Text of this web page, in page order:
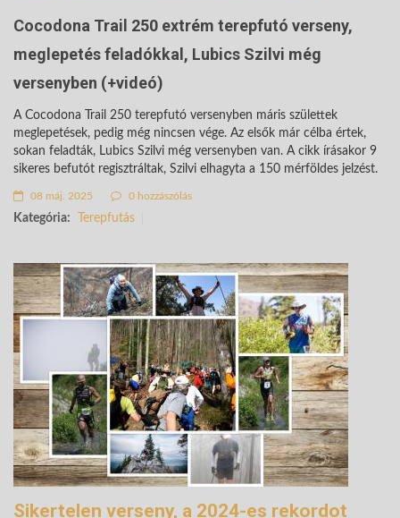
Cocodona Trail 250 extrém terepfutó verseny,
meglepetés feladókkal, Lubics Szilvi még
versenyben (+videó)
A Cocodona Trail 250 terepfutó versenyben máris születtek
meglepetések, pedig még nincsen vége. Az elsők már célba értek,
sokan feladták, Lubics Szilvi még versenyben van. A cikk írásakor 9
sikeres befutót regisztráltak, Szilvi elhagyta a 150 mérföldes jelzést.
08 máj. 2025 0 hozzászólás
Kategória: Terepfutás
Sikertelen verseny, a 2024-es rekordot